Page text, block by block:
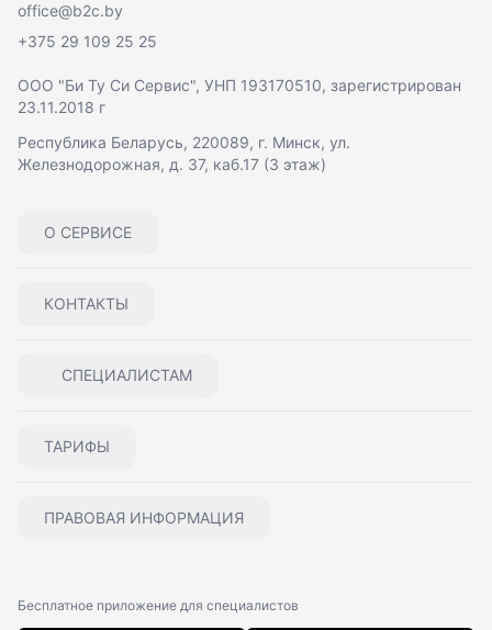
office@b2c.by
+375 29 109 25 25
О СЕРВИСЕ
КОНТАКТЫ
СПЕЦИАЛИСТАМ
ТАРИФЫ
ПРАВОВАЯ ИНФОРМАЦИЯ
ООО "Би Ту Си Сервис", УНП 193170510, зарегистрирован
23.11.2018 г
Республика Беларусь, 220089, г. Минск, ул.
Железнодорожная, д. 37, каб.17 (3 этаж)
Бесплатное приложение для специалистов